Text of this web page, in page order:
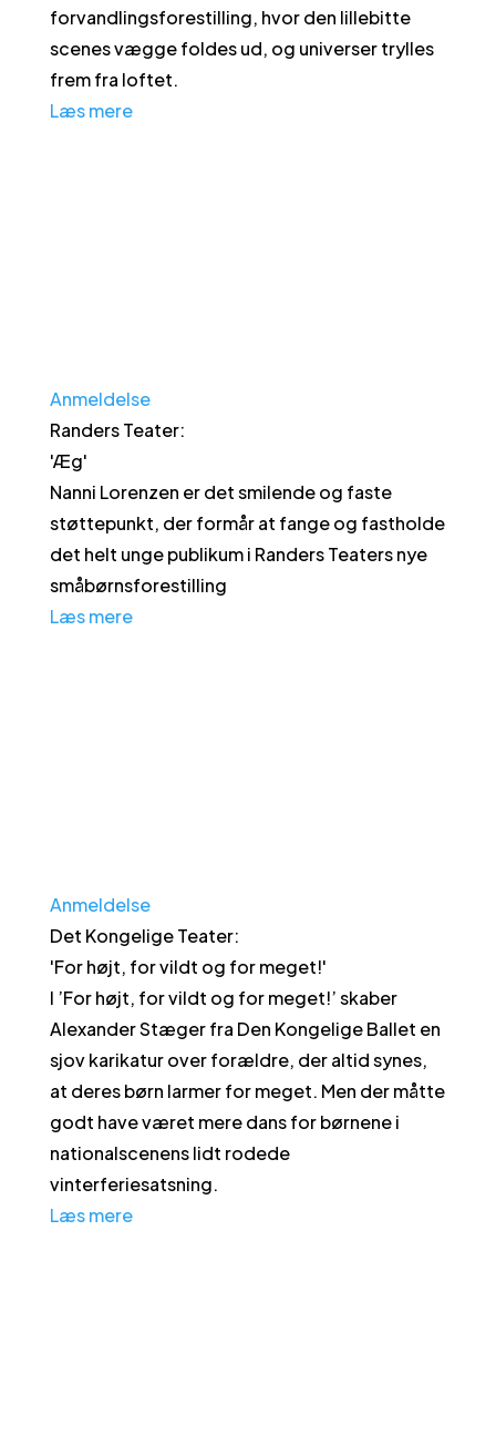
forvandlingsforestilling, hvor den lillebitte
scenes vægge foldes ud, og universer trylles
frem fra loftet.
Læs mere
Anmeldelse
Randers Teater:
'Æg'
Nanni Lorenzen er det smilende og faste
støttepunkt, der formår at fange og fastholde
det helt unge publikum i Randers Teaters nye
småbørnsforestilling
Læs mere
Anmeldelse
Det Kongelige Teater:
'For højt, for vildt og for meget!'
I ’For højt, for vildt og for meget!’ skaber
Alexander Stæger fra Den Kongelige Ballet en
sjov karikatur over forældre, der altid synes,
at deres børn larmer for meget. Men der måtte
godt have været mere dans for børnene i
nationalscenens lidt rodede
vinterferiesatsning.
Læs mere